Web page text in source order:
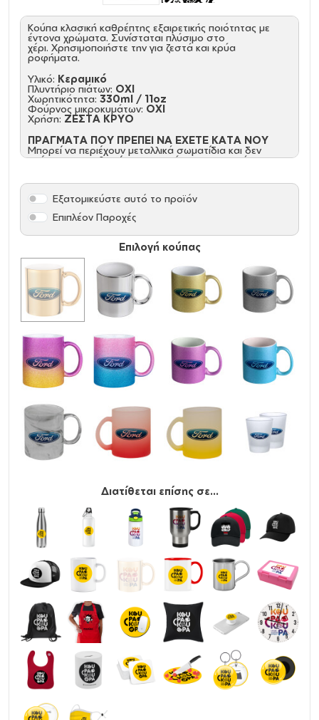
Κούπα κλασική καθρέπτης εξαιρετικής ποιότητας με
έντονα χρώματα. Συνίσταται πλύσιμο στο
χέρι. Χρησιμοποιήστε την για ζεστά και κρύα
ροφήματα.
Υλικό: Κεραμικό
Πλυντήριο πιάτων: ΟΧΙ
Χωρητικότητα: 330ml / 11oz
Φούρνος μικροκυμάτων: ΟΧΙ
Χρήση: ΖΕΣΤΑ ΚΡΥΟ
ΠΡΑΓΜΑΤΑ ΠΟΥ ΠΡΕΠΕΙ ΝΑ ΕΧΕΤΕ ΚΑΤΑ ΝΟΥ
Μπορεί να περιέχουν μεταλλικά σωματίδια και δεν
πρέπει να τοποθετείται στο φούρνο μικροκυμάτων.
Επιλογή κούπας
Εξατομικεύστε αυτό το προϊόν
Επιπλέον Παροχές
Διατίθεται επίσης σε...